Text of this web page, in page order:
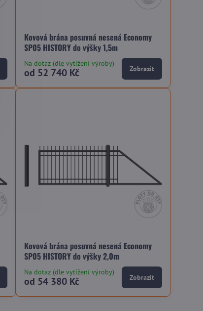
Kovová brána posuvná nesená Economy
SP05 HISTORY do výšky 1,5m
Na dotaz (dle vytížení výroby)
od 52 740 Kč Zobrazit
Kovová brána posuvná nesená Economy
SP05 HISTORY do výšky 2,0m
Na dotaz (dle vytížení výroby)
od 54 380 Kč Zobrazit